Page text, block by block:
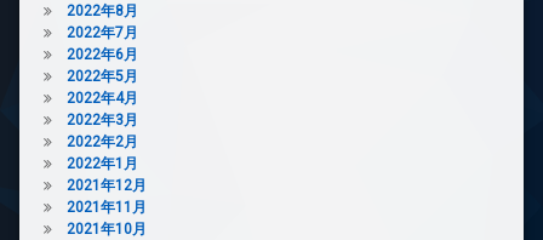
2022年8月
2022年7月
2022年6月
2022年5月
2022年4月
2022年3月
2022年2月
2022年1月
2021年12月
2021年11月
2021年10月